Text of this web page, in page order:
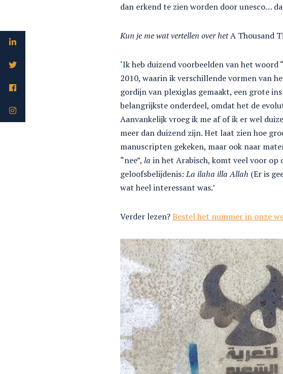
dan erkend te zien worden door unesco…
Kun je me wat vertellen over hetA Thousand
‘Ik heb duizend voorbeelden van het
2010, waarin ik verschillende vormen van
gordijn van plexiglas gemaakt, een grote
belangrijkste onderdeel, omdat het de
Aanvankelijk vroeg ik me af of ik er wel
meer dan duizend zijn. Het laat zien hoe
manuscripten gekeken, maar ook naar
“nee”, la in het Arabisch, komt veel voor op
geloofsbelijdenis:La ilaha illa Allah (Er is
wat heel interessant was.’
Verder lezen?Bestel het nummer in onze